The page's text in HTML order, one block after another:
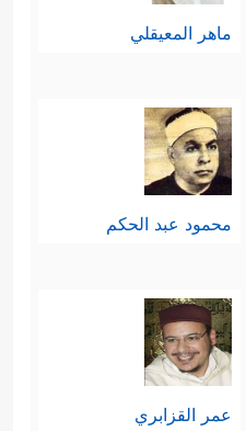
ماهر المعيقلي
محمود عبد الحكم
عمر القزابري